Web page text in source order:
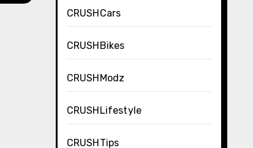
CRUSHCars
CRUSHBikes
CRUSHModz
CRUSHLifestyle
CRUSHTips